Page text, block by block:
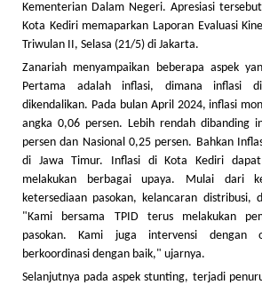
Kementerian Dalam Negeri. Apresiasi
Kota Kediri memaparkan Laporan Evaluasi
Triwulan II, Selasa (21/5) di Jakarta.
Zanariah menyampaikan beberapa aspek
Pertama adalah inflasi, dimana inflasi
dikendalikan. Pada bulan April 2024, inflasi
angka 0,06 persen. Lebih rendah dibanding
persen dan Nasional 0,25 persen. Bahkan
di Jawa Timur. Inflasi di Kota Kediri dapat
melakukan berbagai upaya. Mulai dari
ketersediaan pasokan, kelancaran distribusi,
"Kami bersama TPID terus melakukan
pasokan. Kami juga intervensi dengan
berkoordinasi dengan baik," ujarnya.
Selanjutnya pada aspek stunting, terjadi